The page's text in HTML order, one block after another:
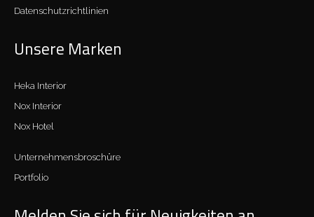
Datenschutzrichtlinien
Unsere Marken
Heka Interior
Nox Interior
Nox Hotel
Unternehmensbroschüre
Portfolio